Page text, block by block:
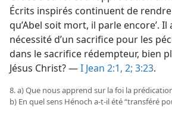
Écrits inspirés continuent de
qu’Abel soit mort, il parle encore’. Il
nécessité d’un sacrifice pour les
dans le sacrifice rédempteur, bien
Jésus Christ? —I Jean 2:1, 2; 3:23.
8. a) Que nous apprend sur la foi la
b) En quel sens Hénoch a-​t-​il été “transféré